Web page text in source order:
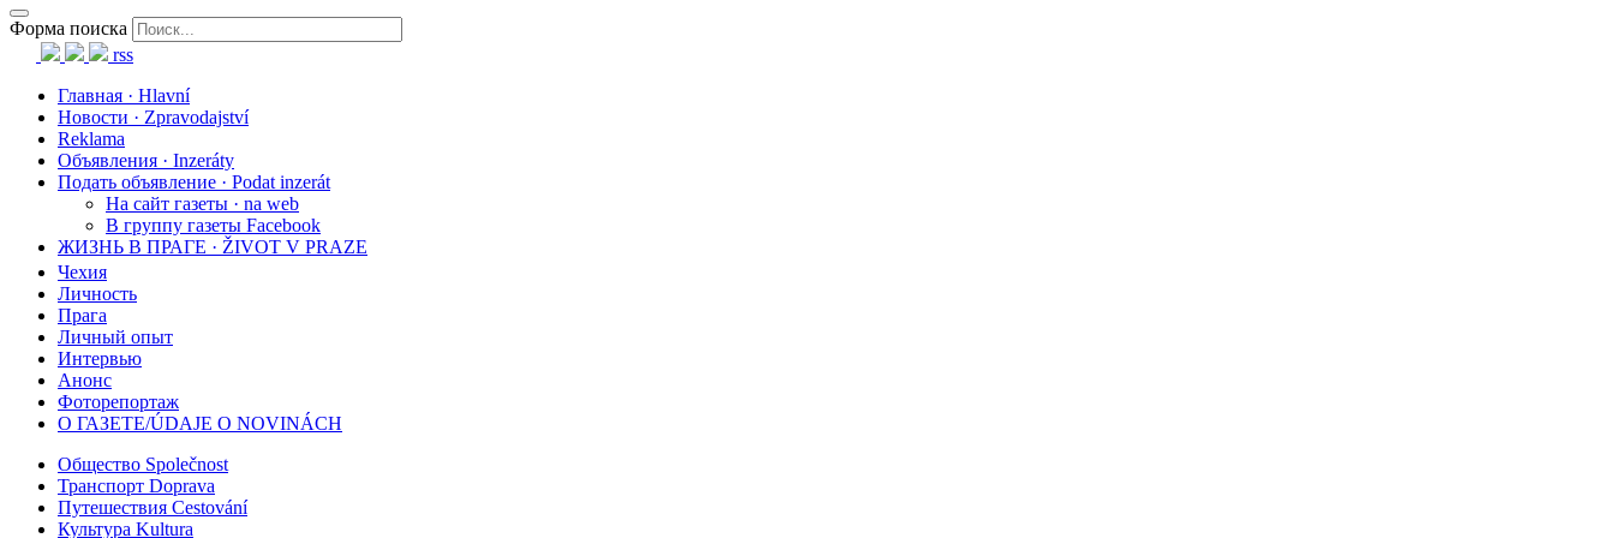
Форма поиска
rss
Главная · Hlavní
Новости · Zpravodajství
Reklama
Объявления · Inzeráty
Подать объявление · Podat inzerát
На сайт газеты · na web
В группу газеты Facebook
ЖИЗНЬ В ПРАГЕ · ŽIVOT V PRAZE
Чехия
Личность
Прага
Личный опыт
Интервью
Анонс
Фоторепортаж
О ГАЗЕТЕ/ÚDAJE O NOVINÁCH
Общество Společnost
Транспорт Doprava
Путешествия Cestování
Культура Kultura